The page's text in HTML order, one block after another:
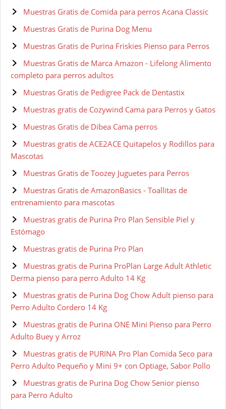
Muestras Gratis de Comida para perros Acana Classic
Muestras Gratis de Purina Dog Menu
Muestras Gratis de Purina Friskies Pienso para Perros
Muestras Gratis de Marca Amazon - Lifelong Alimento
completo para perros adultos
Muestras Gratis de Pedigree Pack de Dentastix
Muestras gratis de Cozywind Cama para Perros y Gatos
Muestras Gratis de Dibea Cama perros
Muestras gratis de ACE2ACE Quitapelos y Rodillos para
Mascotas
Muestras Gratis de Toozey Juguetes para Perros
Muestras Gratis de AmazonBasics - Toallitas de
entrenamiento para mascotas
Muestras gratis de Purina Pro Plan Sensible Piel y
Estómago
Muestras gratis de Purina Pro Plan
Muestras gratis de Purina ProPlan Large Adult Athletic
Derma pienso para perro Adulto 14 Kg
Muestras gratis de Purina Dog Chow Adult pienso para
Perro Adulto Cordero 14 Kg
Muestras gratis de Purina ONE Mini Pienso para Perro
Adulto Buey y Arroz
Muestras gratis de PURINA Pro Plan Comida Seco para
Perro Adulto Pequeño y Mini 9+ con Optiage, Sabor Pollo
Muestras gratis de Purina Dog Chow Senior pienso
para Perro Adulto